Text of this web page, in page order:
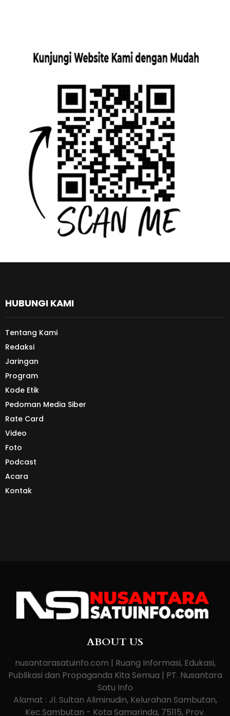
HUBUNGI KAMI
Tentang Kami
Redaksi
Jaringan
Program
Kode Etik
Pedoman Media Siber
Rate Card
Video
Foto
Podcast
Acara
Kontak
ABOUT US
nusantarasatuinfo.com | Ruang Informasi, Edukasi,
Publikasi dan Propaganda Kita Semua | PT. Nusantara
Satu Info
Alamat : Jl. Sultan Aliminudin, Kelurahan Sambutan,
Kec.Sambutan - Kota Samarinda, 75115, Prov.